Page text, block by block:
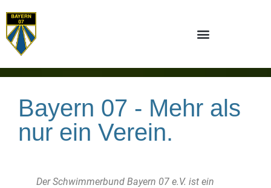
Bayern 07 - Mehr als
nur ein Verein.
Der Schwimmerbund Bayern 07 e.V. ist ein